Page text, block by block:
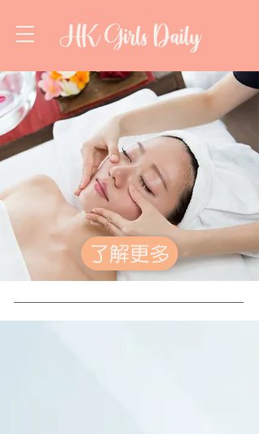
HK Girls Daily
了解更多